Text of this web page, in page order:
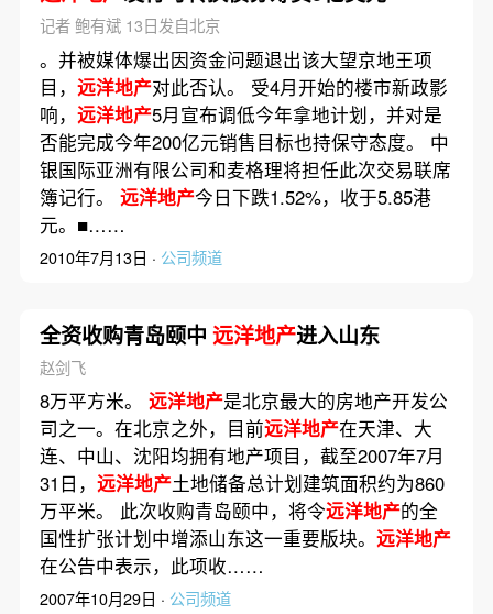
记者 鲍有斌 13日发自北京
。并被媒体爆出因资金问题退出该大望京地王项
目， 远洋地产对此否认。 受4月开始的楼市新政影
响， 远洋地产5月宣布调低今年拿地计划，并对是
否能完成今年200亿元销售目标也持保守态度。 中
银国际亚洲有限公司和麦格理将担任此次交易联席
簿记行。 远洋地产今日下跌1.52%，收于5.85港
元。■……
2010年7月13日 · 公司频道
全资收购青岛颐中 远洋地产进入山东
赵剑飞
8万平方米。 远洋地产是北京最大的房地产开发公
司之一。在北京之外，目前远洋地产在天津、大
连、中山、沈阳均拥有地产项目，截至2007年7月
31日， 远洋地产土地储备总计划建筑面积约为860
万平米。 此次收购青岛颐中，将令远洋地产的全
国性扩张计划中增添山东这一重要版块。 远洋地产
在公告中表示，此项收……
2007年10月29日 · 公司频道